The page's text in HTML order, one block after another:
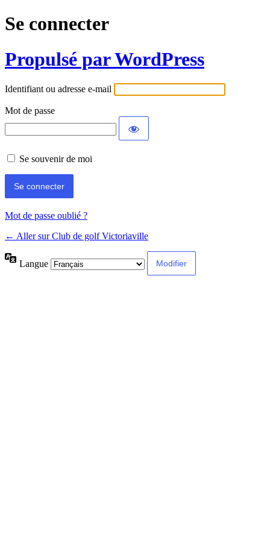
Se connecter
Propulsé par WordPress
Identifiant ou adresse e-mail
Mot de passe
Se souvenir de moi
Mot de passe oublié ?
← Aller sur Club de golf Victoriaville
Langue